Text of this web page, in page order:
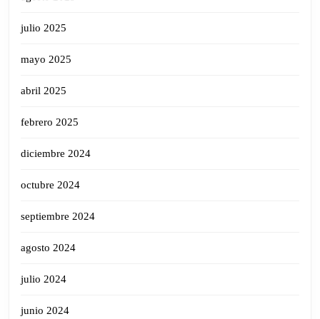
julio 2025
mayo 2025
abril 2025
febrero 2025
diciembre 2024
octubre 2024
septiembre 2024
agosto 2024
julio 2024
junio 2024